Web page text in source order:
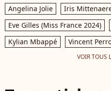
Angelina Jolie Iris
Eve Gilles (Miss France 2024)
Kylian Mbappé
Vincent
VOIR TOUS